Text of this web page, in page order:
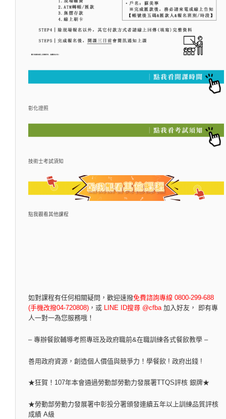
彰化證照
技術士考試須知
點我觀看其他課程
如對課程有任何相關疑問， 歡迎速撥免費諮詢專線 0800-299-688
(手機改撥04-720808) ， 或 LINE ID搜尋 @cfba加入好友， 即有專
人一對一為您服務哦！
– 專辦餐飲輔導考照專班及政府職前&在職訓練各式餐飲教學 –
善用政府資源，創造個人價值與競爭力！學餐飲 ! 政府出錢 !
★狂賀！107年本會通過勞動部勞動力發展署TTQS評核 銀牌★
★勞動部勞動力發展署中彰投分署頒發連續五年以上訓練品質評核
成績 A級